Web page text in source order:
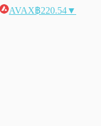
AVAX฿220.54▼